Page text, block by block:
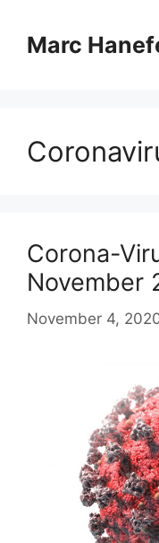
Inhalt
springen
Marc
Corona-
November
November 4,